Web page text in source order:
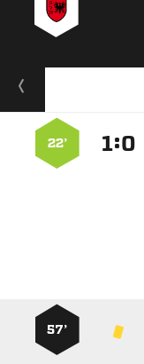
:
22’
57’